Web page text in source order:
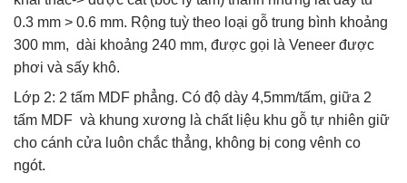
0.3 mm > 0.6 mm. Rộng tuỳ theo loại gỗ trung bình khoảng
300 mm, dài khoảng 240 mm, được gọi là Veneer được
phơi và sấy khô.
Lớp 2: 2 tấm MDF phẳng. Có độ dày 4,5mm/tấm, giữa 2
tấm MDF và khung xương là chất liệu khu gỗ tự nhiên giữ
cho cánh cửa luôn chắc thẳng, không bị cong vênh co
ngót.